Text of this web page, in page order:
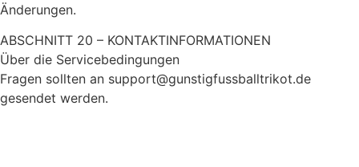
Änderungen.
ABSCHNITT 20 – KONTAKTINFORMATIONEN
Über die Servicebedingungen
Fragen sollten an support@gunstigfussballtrikot.de
gesendet werden.